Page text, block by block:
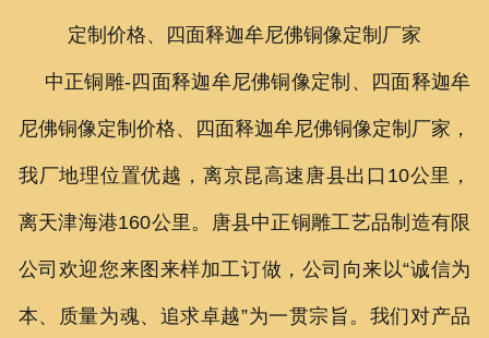
定制价格、四面释迦牟尼佛铜像定制厂家
中正铜雕-四面释迦牟尼佛铜像定制、 四面释迦牟
尼佛铜像定制价格、 四面释迦牟尼佛铜像定制厂家 ，
我厂地理位置优越，离京昆高速唐县出口10公里，
离天津海港160公里。唐县中正铜雕工艺品制造有限
公司欢迎您来图来样加工订做，公司向来以“诚信为
本、质量为魂、追求卓越”为一贯宗旨。我们对产品